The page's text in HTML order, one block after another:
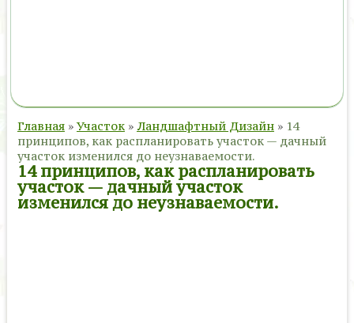
Главная »Участок » Ландшафтный Дизайн » 14
принципов, как распланировать участок — дачный
участок изменился до неузнаваемости.
14 принципов, как распланировать
участок — дачный участок
изменился до неузнаваемости.